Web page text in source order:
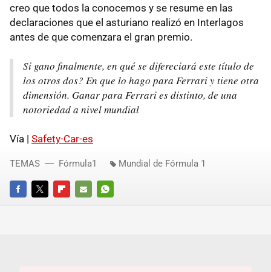
creo que todos la conocemos y se resume en las
declaraciones que el asturiano realizó en Interlagos
antes de que comenzara el gran premio.
Si gano finalmente, en qué se difereciará este título de
los otros dos? En que lo hago para Ferrari y tiene otra
dimensión. Ganar para Ferrari es distinto, de una
notoriedad a nivel mundial
Vía | Safety-Car-es
FACEBOOKTWITTERFLIPBOARD
E-
WHATSAPP
TEMAS Fórmula1 Mundial de Fórmula 1